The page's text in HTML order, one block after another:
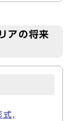
アの将来
,